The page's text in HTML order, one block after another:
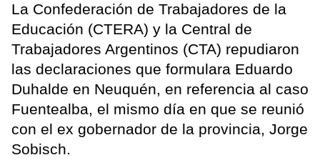
La Confederación de Trabajadores de la
Educación (CTERA) y la Central de
Trabajadores Argentinos (CTA) repudiaron
las declaraciones que formulara Eduardo
Duhalde en Neuquén, en referencia al caso
Fuentealba, el mismo día en que se reunió
con el ex gobernador de la provincia, Jorge
Sobisch.